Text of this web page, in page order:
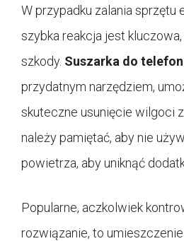
W przypadku zalania sprzętu
szybka reakcja jest
szkody. Suszarka do
przydatnym narzędziem,
skuteczne usunięcie wilgoci
należy pamiętać, aby nie
powietrza, aby uniknąć
Popularne, aczkolwiek
rozwiązanie, to